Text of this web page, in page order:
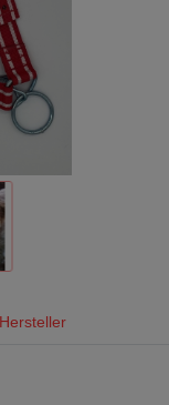
Hersteller